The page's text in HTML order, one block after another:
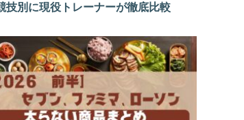
技別に現役トレーナーが徹底比較